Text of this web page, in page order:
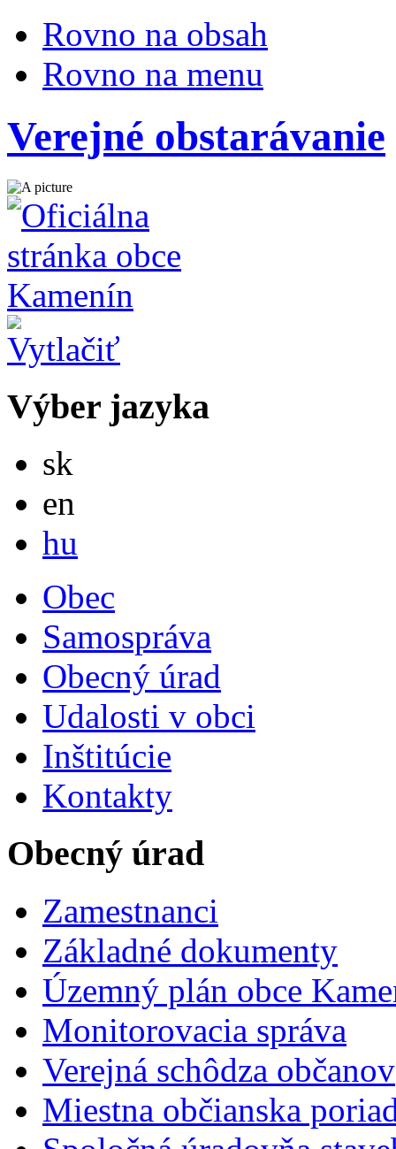
Rovno na obsah
Rovno na menu
Verejné obstarávanie
Výber jazyka
sk
en
hu
Obec
Samospráva
Obecný úrad
Udalosti v obci
Inštitúcie
Kontakty
Obecný úrad
Zamestnanci
Základné dokumenty
Územný plán obce
Monitorovacia správa
Verejná schôdza občanov
Miestna občianska